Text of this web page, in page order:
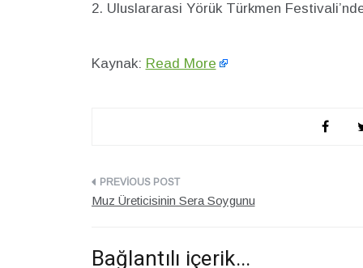
2. Uluslararasi Yörük Türkmen
Kaynak: Read More
Yazı
Muz Üreticisinin Sera Soygunu
Bağlantılı içerik...